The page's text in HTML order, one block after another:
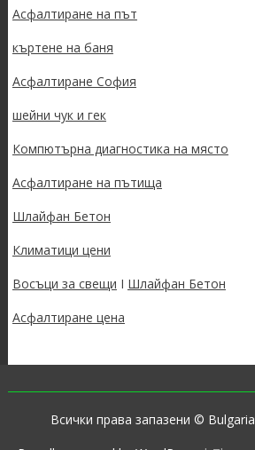
Асфалтиране на път
къртене на баня
Асфалтиране София
шейни чук и гек
Компютърна диагностика на място
Асфалтиране на пътища
Шлайфан Бетон
Климатици цени
Восъци за свещи I Шлайфан Бетон
Асфалтиране цена
Всички права запазени ©